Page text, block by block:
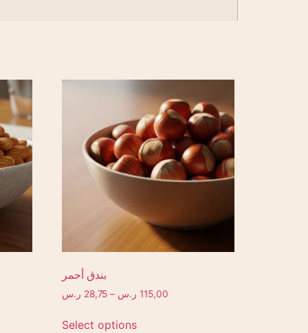
بندق أحمر
28,75 ر.س – 115,00 ر.س
Select options